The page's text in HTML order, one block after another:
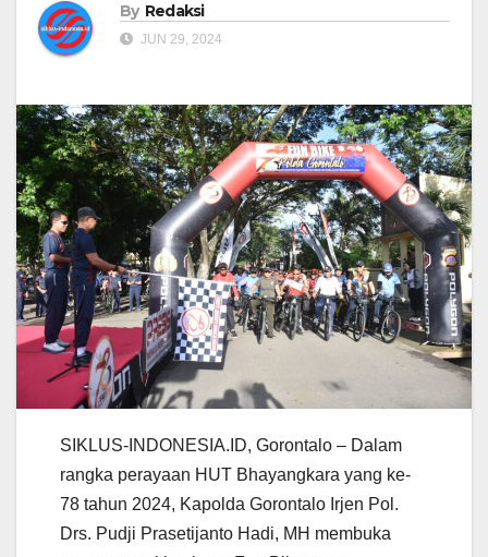
By Redaksi
JUN 29, 2024
SIKLUS-INDONESIA.ID, Gorontalo – Dalam
rangka perayaan HUT Bhayangkara yang ke-
78 tahun 2024, Kapolda Gorontalo Irjen Pol.
Drs. Pudji Prasetijanto Hadi, MH membuka